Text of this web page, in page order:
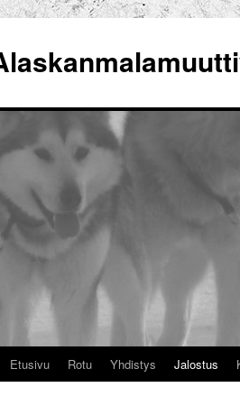
Siirry
Etusivu Rotu Yhdistys Jalostus